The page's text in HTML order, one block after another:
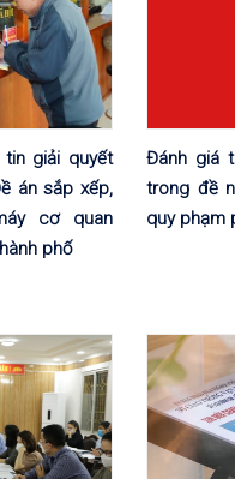
tin giải quyết
án sắp xếp,
cơ quan
phố
Đánh giá
trong đề
quy phạm